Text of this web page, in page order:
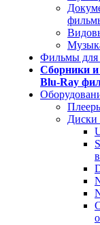
Фильмы для
Сборники и
Blu-Ray
Диски